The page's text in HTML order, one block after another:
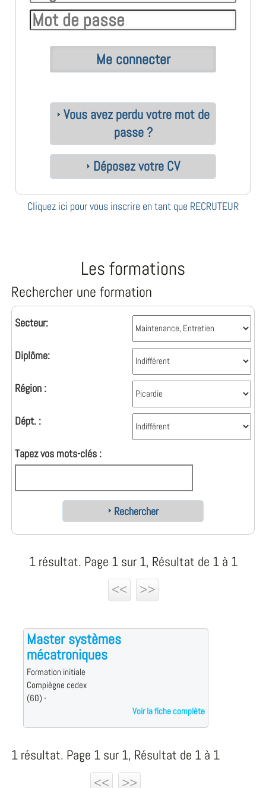
Vous avez perdu votre mot de
passe ?
Déposez votre CV
Cliquez ici pour vous inscrire en tant que RECRUTEUR
Les formations
Rechercher une formation
Secteur:
Diplôme:
Région :
Dépt. :
Tapez vos mots-clés :
Rechercher
1 résultat. Page 1 sur 1, Résultat de 1 à 1
<<
>>
Master systèmes
mécatroniques
Formation initiale
Compiègne cedex
(60) -
Voir la fiche complète
1 résultat. Page 1 sur 1, Résultat de 1 à 1
<<
>>